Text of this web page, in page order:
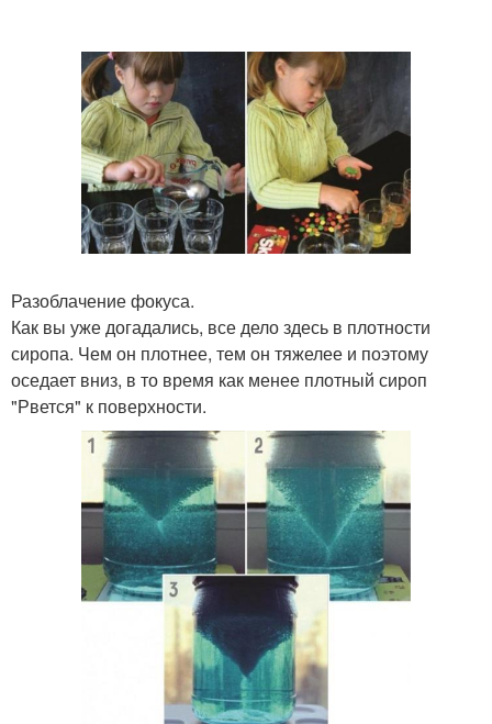
Разоблачение фокуса.
Как вы уже догадались, все дело здесь в плотности
сиропа. Чем он плотнее, тем он тяжелее и поэтому
оседает вниз, в то время как менее плотный сироп
"Рвется" к поверхности.